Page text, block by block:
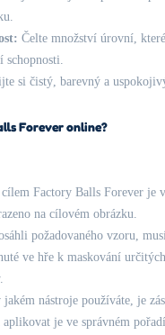
Čelte množství úrovní,
si čistý, barevný a
Forever online?
Factory Balls Forever je
na cílovém obrázku.
požadovaného vzoru,
ve hře k maskování
nástroje používáte, je
je ve správném